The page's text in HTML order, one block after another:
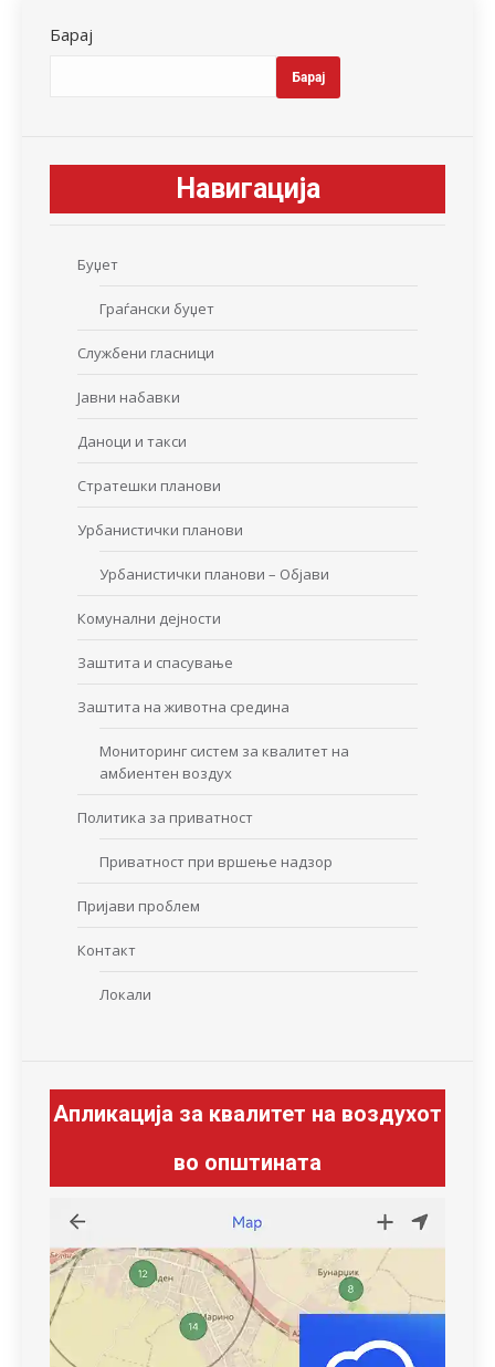
Барај
Барај
Навигација
Буџет
Граѓански буџет
Службени гласници
Јавни набавки
Даноци и такси
Стратешки планови
Урбанистички планови
Урбанистички планови – Објави
Комунални дејности
Заштита и спасување
Заштита на животна средина
Мониторинг систем за квалитет на
амбиентен воздух
Политика за приватност
Приватност при вршење надзор
Пријави проблем
Контакт
Локали
Апликација за квалитет на воздухот
во општината